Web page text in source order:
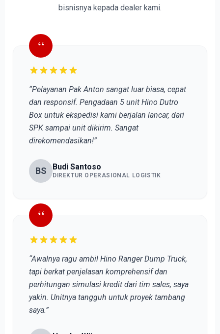
bisnisnya kepada dealer kami.
“
“Pelayanan Pak Anton sangat luar biasa, cepat
dan responsif. Pengadaan 5 unit Hino Dutro
Box untuk ekspedisi kami berjalan lancar, dari
SPK sampai unit dikirim. Sangat
direkomendasikan!”
BS Budi Santoso
DIREKTUR OPERASIONAL LOGISTIK
“
“Awalnya ragu ambil Hino Ranger Dump Truck,
tapi berkat penjelasan komprehensif dan
perhitungan simulasi kredit dari tim sales, saya
yakin. Unitnya tangguh untuk proyek tambang
saya.”